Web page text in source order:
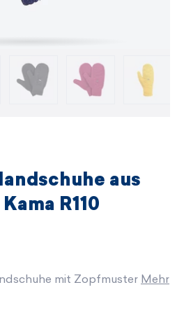
aus
R110
mit Zopfmuster Mehr